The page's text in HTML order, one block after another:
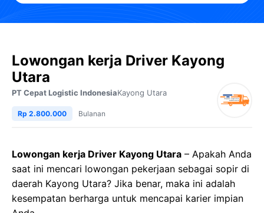
Lowongan kerja Driver Kayong
Utara
PT Cepat Logistic IndonesiaKayong Utara
Rp 2.800.000 Bulanan
Lowongan kerja Driver Kayong Utara – Apakah Anda
saat ini mencari lowongan pekerjaan sebagai sopir di
daerah Kayong Utara? Jika benar, maka ini adalah
kesempatan berharga untuk mencapai karier impian